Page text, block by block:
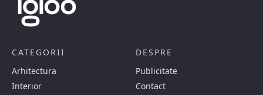
CATEGORII
Arhitectura
Interior
DESPRE
Publicitate
Contact